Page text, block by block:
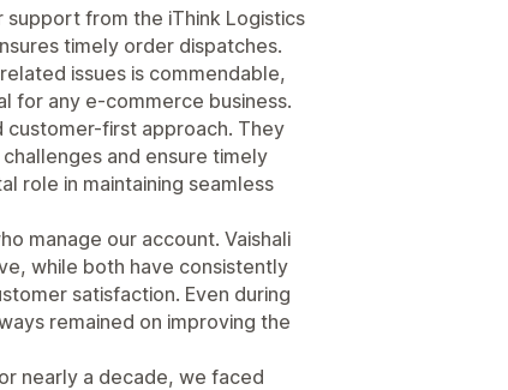
from the iThink Logistics
timely order dispatches.
issues is commendable,
for any e-commerce business.
customer-first approach. They
and ensure timely
role in maintaining seamless
manage our account. Vaishali
while both have consistently
satisfaction. Even during
remained on improving the
nearly a decade, we faced